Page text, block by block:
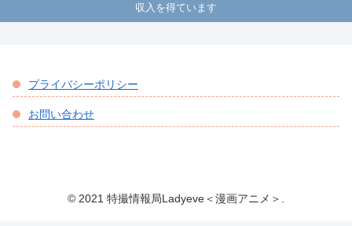
収入を得ています
プライバシーポリシー
お問い合わせ
© 2021 特撮情報局Ladyeve＜漫画アニメ＞.